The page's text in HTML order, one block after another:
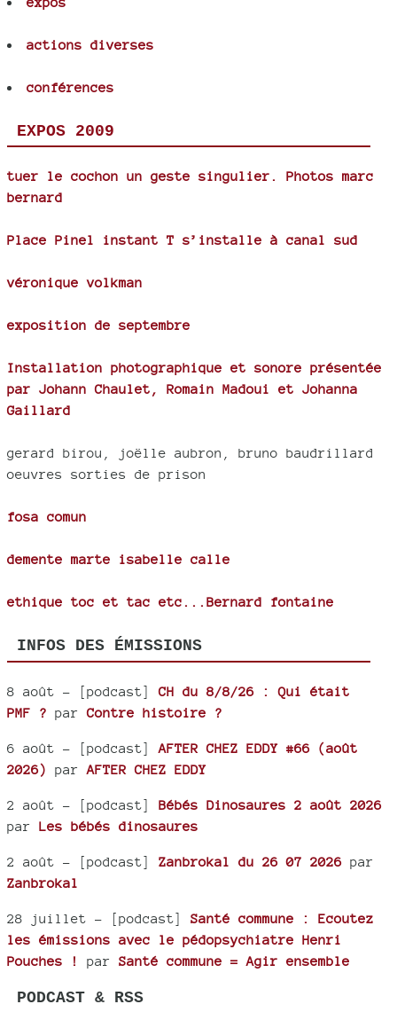
actions diverses
conférences
EXPOS 2009
tuer le cochon un geste singulier. Photos marc
bernard
Place Pinel instant T s’installe à canal sud
véronique volkman
exposition de septembre
Installation photographique et sonore présentée
par Johann Chaulet, Romain Madoui et Johanna
Gaillard
gerard birou, joëlle aubron, bruno baudrillard
oeuvres sorties de prison
fosa comun
demente marte isabelle calle
ethique toc et tac etc...Bernard fontaine
INFOS DES ÉMISSIONS
8 août - [podcast]CH du 8/8/26 : Qui était
PMF ? parContre histoire ?
6 août - [podcast] AFTER CHEZ EDDY #66 (août
2026)
par AFTER CHEZ EDDY
2 août - [podcast] Bébés Dinosaures 2 août 2026
par Les bébés dinosaures
2 août - [podcast] Zanbrokal du 26 07 2026 par
Zanbrokal
28 juillet - [podcast] Santé commune : Ecoutez
les émissions avec le pédopsychiatre Henri
Pouches !
par Santé commune = Agir ensemble
PODCAST & RSS